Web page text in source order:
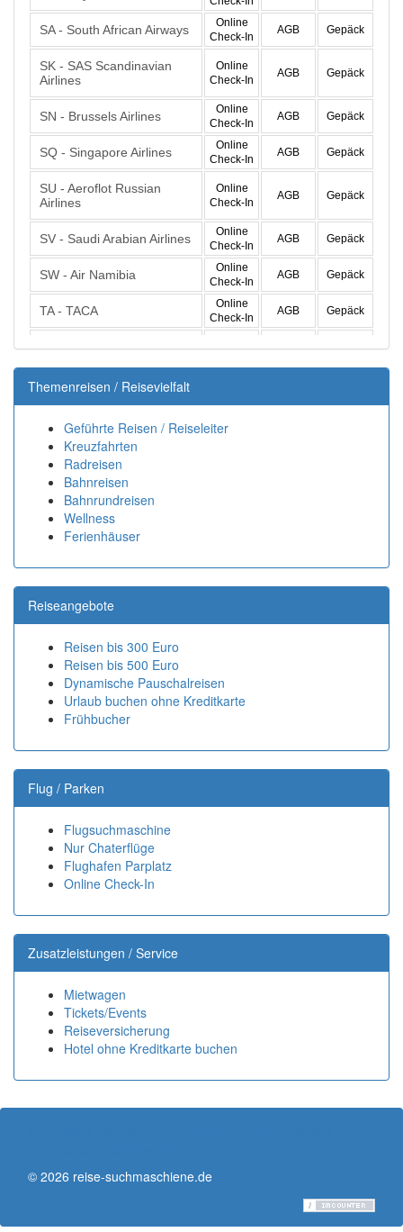
Themenreisen / Reisevielfalt
Geführte Reisen / Reiseleiter
Kreuzfahrten
Radreisen
Bahnreisen
Bahnrundreisen
Wellness
Ferienhäuser
Reiseangebote
Reisen bis 300 Euro
Reisen bis 500 Euro
Dynamische Pauschalreisen
Urlaub buchen ohne Kreditkarte
Frühbucher
Flug / Parken
Flugsuchmaschine
Nur Chaterflüge
Flughafen Parplatz
Online Check-In
Zusatzleistungen / Service
Mietwagen
Tickets/Events
Reiseversicherung
Hotel ohne Kreditkarte buchen
© 2026 reise-suchmaschiene.de